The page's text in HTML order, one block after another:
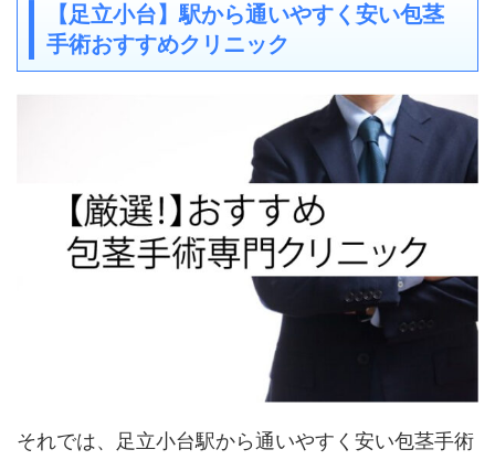
【足立小台】駅から通いやすく安い包茎
手術おすすめクリニック
それでは、足立小台駅から通いやすく安い包茎手術